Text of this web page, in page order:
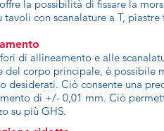
la possibilità di fissare la
tavoli con scanalature a T,
di allineamento e alle
del corpo principale, è possibile
desiderati. Ciò consente una
di +/- 0,01 mm. Ciò
su più GHS.